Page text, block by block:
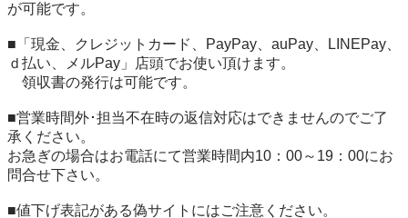
が可能です。
■「現金、クレジットカード、PayPay、auPay、LINEPay、
ｄ払い、メルPay」店頭でお使い頂けます。
領収書の発行は可能です。
■営業時間外･担当不在時の返信対応はできませんのでご了
承ください。
お急ぎの場合はお電話にて営業時間内10：00～19：00にお
問合せ下さい。
■値下げ表記がある偽サイトにはご注意ください。